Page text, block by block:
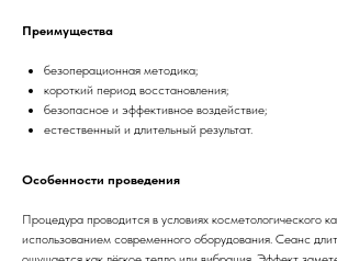
Преимущества
безоперационная методика;
короткий период восстановления;
безопасное и эффективное воздействие;
естественный и длительный результат.
Особенности проведения
Процедура проводится в условиях косметологического
использованием современного оборудования. Сеанс